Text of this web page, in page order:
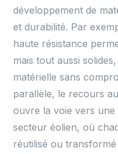
développement de
et durabilité. Par
haute résistance
mais tout aussi
matérielle sans
parallèle, le recours
ouvre la voie vers
secteur éolien, où
réutilisé ou